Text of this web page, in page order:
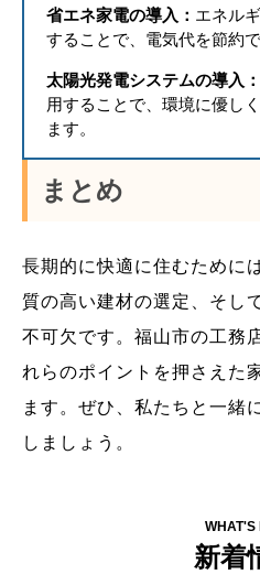
省エネ家電の導入： エネル
することで、電気代を節約で
太陽光発電システムの導入：
用することで、環境に優し
ます。
まとめ
長期的に快適に住むために
質の高い建材の選定、そし
不可欠です。福山市の工務
れらのポイントを押さえた
ます。ぜひ、私たちと一緒
しましょう。
WHAT'S
新着